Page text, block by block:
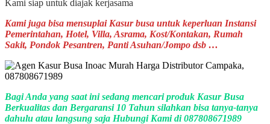
Kami siap untuk diajak kerjasama
Kami juga bisa mensuplai Kasur busa untuk keperluan Instansi
Pemerintahan, Hotel, Villa, Asrama, Kost/Kontakan, Rumah
Sakit, Pondok Pesantren, Panti Asuhan/Jompo dsb …
Bagi Anda yang saat ini sedang mencari produk Kasur Busa
Berkualitas dan Bergaransi 10 Tahun silahkan bisa tanya-tanya
dahulu atau langsung saja Hubungi Kami di 087808671989